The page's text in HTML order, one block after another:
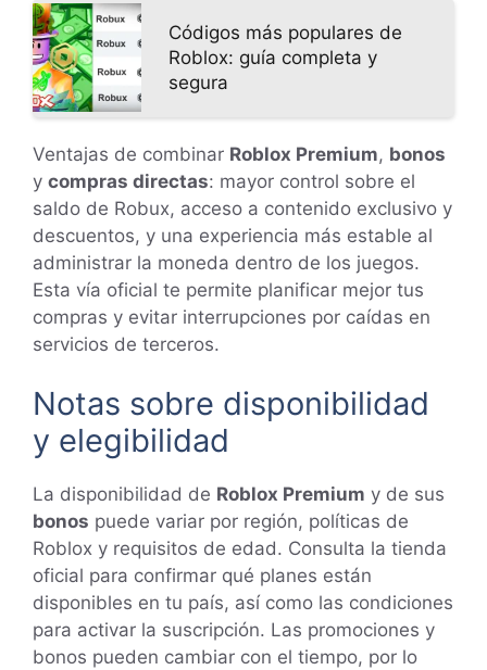
Códigos más populares de
Roblox: guía completa y
segura
Ventajas de combinar Roblox Premium, bonos
y compras directas: mayor control sobre el
saldo de Robux, acceso a contenido exclusivo y
descuentos, y una experiencia más estable al
administrar la moneda dentro de los juegos.
Esta vía oficial te permite planificar mejor tus
compras y evitar interrupciones por caídas en
servicios de terceros.
Notas sobre disponibilidad
y elegibilidad
La disponibilidad de Roblox Premium y de sus
bonos puede variar por región, políticas de
Roblox y requisitos de edad. Consulta la tienda
oficial para confirmar qué planes están
disponibles en tu país, así como las condiciones
para activar la suscripción. Las promociones y
bonos pueden cambiar con el tiempo, por lo